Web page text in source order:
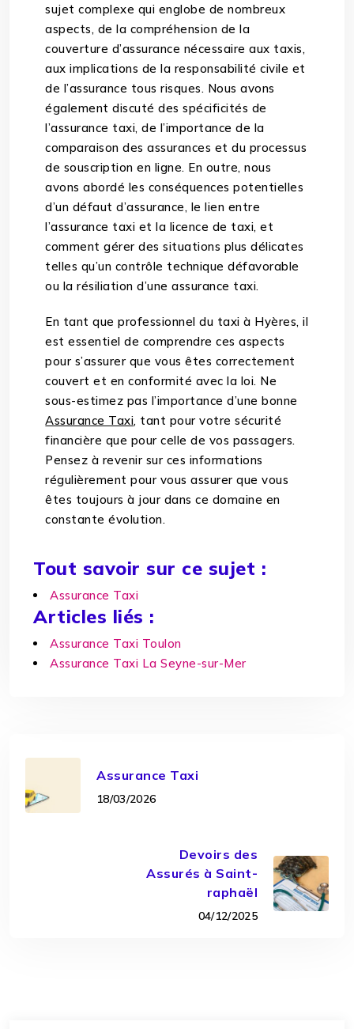
sujet complexe qui englobe de nombreux
aspects, de la compréhension de la
couverture d’assurance nécessaire aux taxis,
aux implications de la responsabilité civile et
de l’assurance tous risques. Nous avons
également discuté des spécificités de
l’assurance taxi, de l’importance de la
comparaison des assurances et du processus
de souscription en ligne. En outre, nous
avons abordé les conséquences potentielles
d’un défaut d’assurance, le lien entre
l’assurance taxi et la licence de taxi, et
comment gérer des situations plus délicates
telles qu’un contrôle technique défavorable
ou la résiliation d’une assurance taxi.
En tant que professionnel du taxi à Hyères, il
est essentiel de comprendre ces aspects
pour s’assurer que vous êtes correctement
couvert et en conformité avec la loi. Ne
sous-estimez pas l’importance d’une bonne
Assurance Taxi, tant pour votre sécurité
financière que pour celle de vos passagers.
Pensez à revenir sur ces informations
régulièrement pour vous assurer que vous
êtes toujours à jour dans ce domaine en
constante évolution.
Tout savoir sur ce sujet :
Assurance Taxi
Articles liés :
Assurance Taxi Toulon
Assurance Taxi La Seyne-sur-Mer
Assurance Taxi
18/03/2026
Devoirs des
Assurés à Saint-
raphaël
04/12/2025